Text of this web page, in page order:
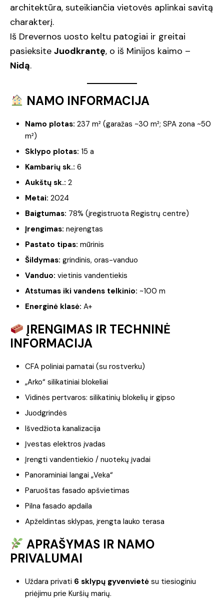
architektūra, suteikiančia vietovės aplinkai savitą
charakterį.
Iš Drevernos uosto keltu patogiai ir greitai
pasieksite Juodkrantę, o iš Minijos kaimo –
Nidą.
NAMO INFORMACIJA
Namo plotas: 237 m² (garažas ~30 m²; SPA zona ~50
m²)
Sklypo plotas: 15 a
Kambarių sk.: 6
Aukštų sk.: 2
Metai: 2024
Baigtumas: 78% (įregistruota Registrų centre)
Įrengimas: neįrengtas
Pastato tipas: mūrinis
Šildymas: grindinis, oras-vanduo
Vanduo: vietinis vandentiekis
Atstumas iki vandens telkinio: ~100 m
Energinė klasė: A+
ĮRENGIMAS IR TECHNINĖ
INFORMACIJA
CFA poliniai pamatai (su rostverku)
„Arko“ silikatiniai blokeliai
Vidinės pertvaros: silikatinių blokelių ir gipso
Juodgrindės
Išvedžiota kanalizacija
Įvestas elektros įvadas
Įrengti vandentiekio / nuotekų įvadai
Panoraminiai langai „Veka“
Paruoštas fasado apšvietimas
Pilna fasado apdaila
Apželdintas sklypas, įrengta lauko terasa
APRAŠYMAS IR NAMO
PRIVALUMAI
Uždara privati 6 sklypų gyvenvietė su tiesioginiu
priėjimu prie Kuršių marių.